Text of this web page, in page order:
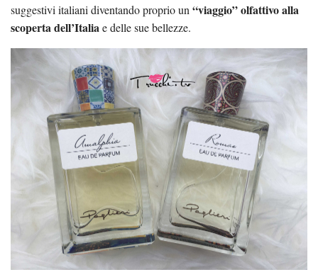
suggestivi italiani diventando proprio un “viaggio” olfattivo alla
scoperta dell’Italiae delle sue bellezze.